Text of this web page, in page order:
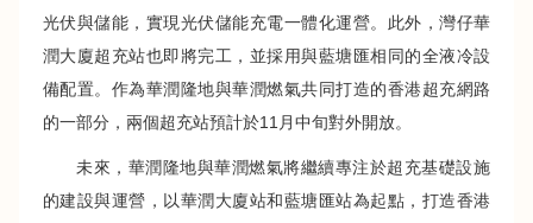
光伏與儲能，實現光伏儲能充電一體化運營。此外，灣仔華
潤大廈超充站也即將完工，並採用與藍塘匯相同的全液冷設
備配置。作為華潤隆地與華潤燃氣共同打造的香港超充網路
的一部分，兩個超充站預計於11月中旬對外開放。
未來，華潤隆地與華潤燃氣將繼續專注於超充基礎設施
的建設與運營，以華潤大廈站和藍塘匯站為起點，打造香港